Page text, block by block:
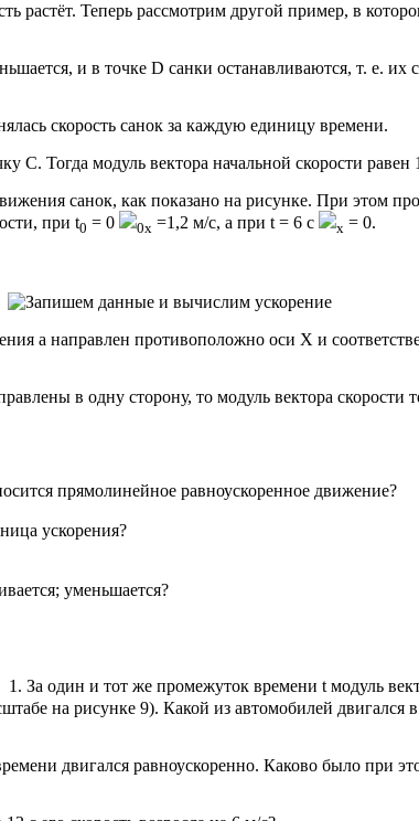
растёт. Теперь рассмотрим другой пример, в
и в точке D санки останавливаются, т. е.
скорость санок за каждую единицу времени.
С. Тогда модуль вектора начальной скорости
санок, как показано на рисунке. При этом
при t0 = 0 0x =1,2 м/с, а при t = 6 с x = 0.
а направлен противоположно оси X и
в одну сторону, то модуль вектора
прямолинейное равноускоренное движение?
ускорения?
уменьшается?
1. За один и тот же промежуток времени t модуль
на рисунке 9). Какой из автомобилей
двигался равноускоренно. Каково было при